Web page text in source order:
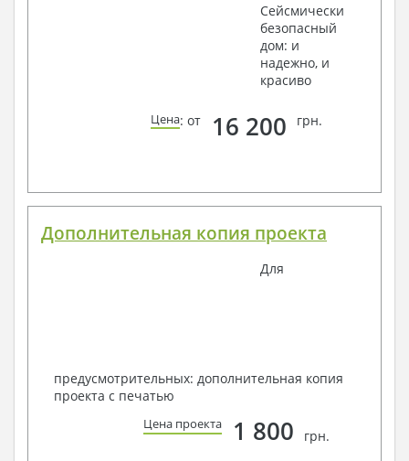
Сейсмически
безопасный
дом: и
надежно, и
красиво
Цена: от 16 200 грн.
Дополнительная копия проекта
Для
предусмотрительных: дополнительная копия
проекта с печатью
Цена проекта 1 800 грн.